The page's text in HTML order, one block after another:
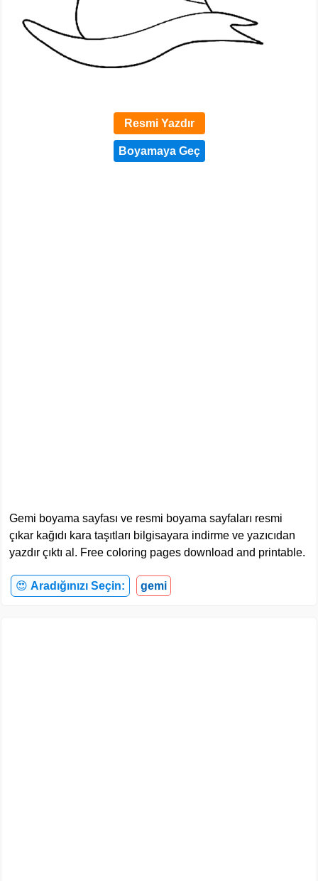
Resmi Yazdır
Gemi boyama sayfası ve resmi boyama sayfaları resmi
çıkar kağıdı kara taşıtları bilgisayara indirme ve yazıcıdan
yazdır çıktı al. Free coloring pages download and printable.
😍 Aradığınızı Seçin: gemi